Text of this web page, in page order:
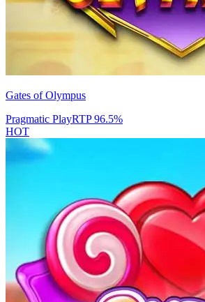
Gates of Olympus
Pragmatic PlayRTP96.5%
HOT